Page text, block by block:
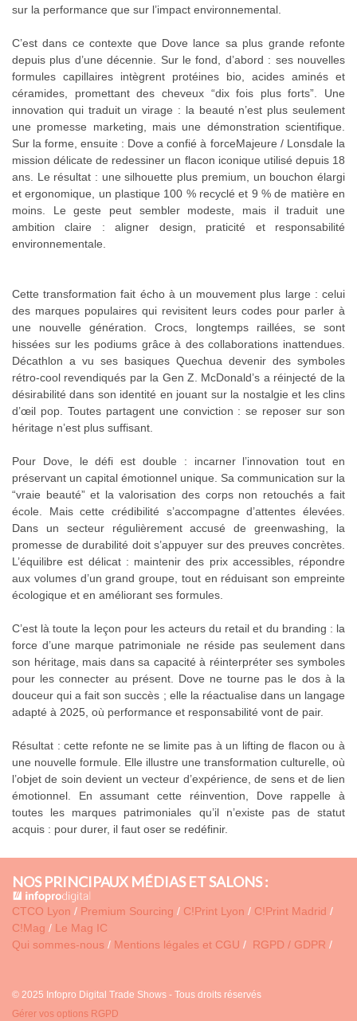
sur la performance que sur l’impact environnemental.
C’est dans ce contexte que Dove lance sa plus grande refonte
depuis plus d’une décennie. Sur le fond, d’abord : ses nouvelles
formules capillaires intègrent protéines bio, acides aminés et
céramides, promettant des cheveux “dix fois plus forts”. Une
innovation qui traduit un virage : la beauté n’est plus seulement
une promesse marketing, mais une démonstration scientifique.
Sur la forme, ensuite : Dove a confié à forceMajeure / Lonsdale la
mission délicate de redessiner un flacon iconique utilisé depuis 18
ans. Le résultat : une silhouette plus premium, un bouchon élargi
et ergonomique, un plastique 100 % recyclé et 9 % de matière en
moins. Le geste peut sembler modeste, mais il traduit une
ambition claire : aligner design, praticité et responsabilité
environnementale.
Cette transformation fait écho à un mouvement plus large : celui
des marques populaires qui revisitent leurs codes pour parler à
une nouvelle génération. Crocs, longtemps raillées, se sont
hissées sur les podiums grâce à des collaborations inattendues.
Décathlon a vu ses basiques Quechua devenir des symboles
rétro-cool revendiqués par la Gen Z. McDonald’s a réinjecté de la
désirabilité dans son identité en jouant sur la nostalgie et les clins
d’œil pop. Toutes partagent une conviction : se reposer sur son
héritage n’est plus suffisant.
Pour Dove, le défi est double : incarner l’innovation tout en
préservant un capital émotionnel unique. Sa communication sur la
“vraie beauté” et la valorisation des corps non retouchés a fait
école. Mais cette crédibilité s’accompagne d’attentes élevées.
Dans un secteur régulièrement accusé de greenwashing, la
promesse de durabilité doit s’appuyer sur des preuves concrètes.
L’équilibre est délicat : maintenir des prix accessibles, répondre
aux volumes d’un grand groupe, tout en réduisant son empreinte
écologique et en améliorant ses formules.
C’est là toute la leçon pour les acteurs du retail et du branding : la
force d’une marque patrimoniale ne réside pas seulement dans
son héritage, mais dans sa capacité à réinterpréter ses symboles
pour les connecter au présent. Dove ne tourne pas le dos à la
douceur qui a fait son succès ; elle la réactualise dans un langage
adapté à 2025, où performance et responsabilité vont de pair.
Résultat : cette refonte ne se limite pas à un lifting de flacon ou à
une nouvelle formule. Elle illustre une transformation culturelle, où
l’objet de soin devient un vecteur d’expérience, de sens et de lien
émotionnel. En assumant cette réinvention, Dove rappelle à
toutes les marques patrimoniales qu’il n’existe pas de statut
acquis : pour durer, il faut oser se redéfinir.
NOS PRINCIPAUX MÉDIAS ET SALONS :
CTCO Lyon / Premium Sourcing / C!Print Lyon / C!Print Madrid /
C!Mag / Le Mag IC
Qui sommes-nous / Mentions légales et CGU / RGPD / GDPR /
© 2025 Infopro Digital Trade Shows - Tous droits réservés
Gérer vos options RGPD